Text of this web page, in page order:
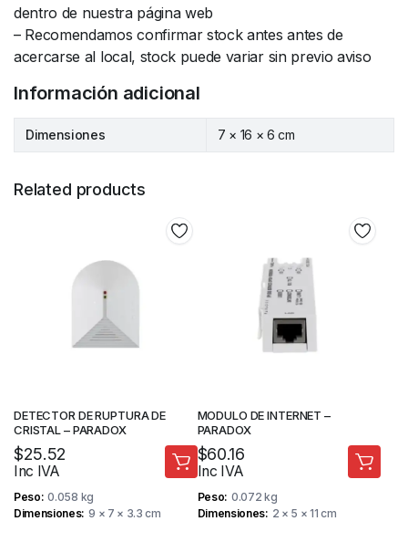
dentro de nuestra página web
– Recomendamos confirmar stock antes antes de
acercarse al local, stock puede variar sin previo aviso
Información adicional
Dimensiones 7 × 16 × 6 cm
Related products
DETECTOR DE RUPTURA DE
CRISTAL – PARADOX
$25.52
Inc IVA
Peso 0.058 kg
Dimensiones 9 × 7 × 3.3 cm
MODULO DE INTERNET –
PARADOX
$60.16
Inc IVA
Peso 0.072 kg
Dimensiones
2 × 5 × 11 cm